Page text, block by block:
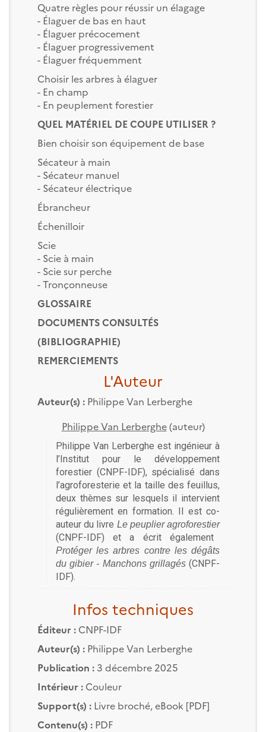
Quatre règles pour réussir un élagage
- Élaguer de bas en haut
- Élaguer précocement
- Élaguer progressivement
- Élaguer fréquemment
Choisir les arbres à élaguer
- En champ
- En peuplement forestier
QUEL MATÉRIEL DE COUPE UTILISER ?
Bien choisir son équipement de base
Sécateur à main
- Sécateur manuel
- Sécateur électrique
Ébrancheur
Échenilloir
Scie
- Scie à main
- Scie sur perche
- Tronçonneuse
GLOSSAIRE
DOCUMENTS CONSULTÉS
(BIBLIOGRAPHIE)
REMERCIEMENTS
L'Auteur
Auteur(s) : Philippe Van Lerberghe
Philippe Van Lerberghe(auteur)
Philippe Van Lerberghe est ingénieur à
l’Institut pour le développement
forestier (CNPF-IDF), spécialisé dans
l’agroforesterie et la taille des feuillus,
deux thèmes sur lesquels il intervient
régulièrement en formation. Il est co-
auteur du livre Le peuplier agroforestier
(CNPF-IDF) et a écrit également
Protéger les arbres contre les dégâts
du gibier - Manchons grillagés(CNPF-
IDF).
Infos techniques
Éditeur : CNPF-IDF
Auteur(s) : Philippe Van Lerberghe
Publication :3 décembre 2025
Intérieur :Couleur
Support(s) :Livre broché, eBook [PDF]
Contenu(s) :PDF